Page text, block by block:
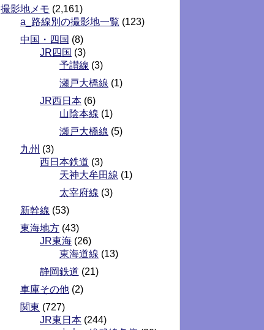
撮影地メモ (2,161)
a_路線別の撮影地一覧 (123)
中国・四国 (8)
JR四国 (3)
予讃線 (3)
瀬戸大橋線 (1)
JR西日本 (6)
山陰本線 (1)
瀬戸大橋線 (5)
九州 (3)
西日本鉄道 (3)
天神大牟田線 (1)
太宰府線 (3)
新幹線 (53)
東海地方 (43)
JR東海 (26)
東海道線 (13)
静岡鉄道 (21)
車庫その他 (2)
関東 (727)
JR東日本 (244)